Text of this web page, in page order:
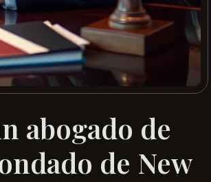
abogado de
de New